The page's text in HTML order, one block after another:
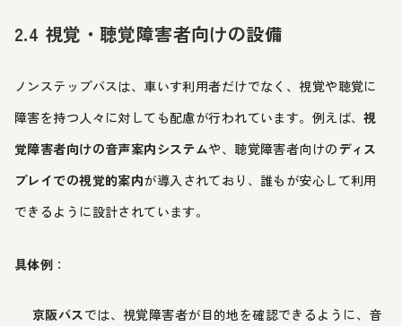
2.4 視覚・聴覚障害者向けの設備
ノンステップバスは、車いす利用者だけでなく、視覚や聴覚に
障害を持つ人々に対しても配慮が行われています。例えば、視
覚障害者向けの音声案内システムや、聴覚障害者向けのディス
プレイでの視覚的案内が導入されており、誰もが安心して利用
できるように設計されています。
具体例 ：
京阪バスでは、視覚障害者が目的地を確認できるように、音